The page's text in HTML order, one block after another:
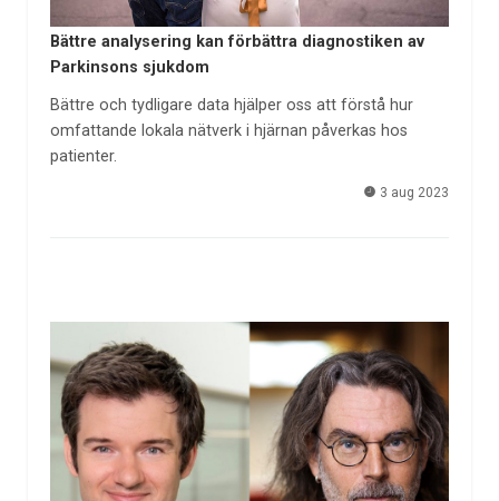
Bättre analysering kan förbättra diagnostiken av
Parkinsons sjukdom
Bättre och tydligare data hjälper oss att förstå hur
omfattande lokala nätverk i hjärnan påverkas hos
patienter.
3 aug 2023